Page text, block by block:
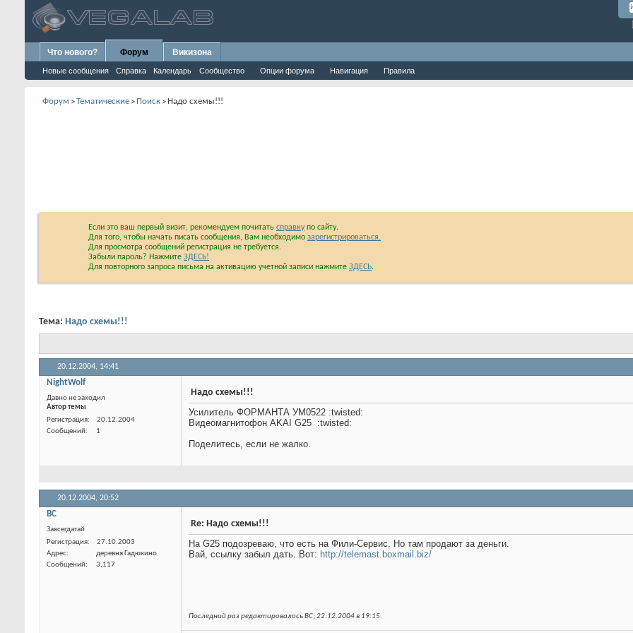
Что нового? Форум
Новые сообщения Справка Календарь Сообщество Опции форума Навигация Правила
Викизона
Форум>Тематические>Поиск>Надо схемы!!!
Если это ваш первый визит, рекомендуем почитать справкупо сайту.
Для того, чтобы начать писать сообщения, Вам необходимо зарегистрироваться.
Для просмотра сообщений регистрация не требуется.
Забыли пароль? Нажмите ЗДЕСЬ!
Для повторного запроса письма на активацию учетной записи нажмите ЗДЕСЬ.
Тема: Надо схемы!!!
20.12.2004, 14:41
NightWolf
Давно не заходил
Регистрация
Надо схемы!!!
Усилитель ФОРМАНТА УМ0522 :twisted:
Видеомагнитофон AKAI G25 :twisted:
Поделитесь, если не жалко.
20.12.2004, 20:52
Завсегдатай
Регистрация
27.10.2003
Адрес
деревня Гадюкино
Re: Надо схемы!!!
На G25 подозреваю, что есть на Фили-Сервис. Но там продают за деньги.
Вай, ссылку забыл дать. Вот: http://telemast.boxmail.biz/